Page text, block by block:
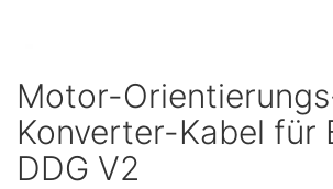
Motor-
Konverter-Kabel für
DDG V2
Skip
to
the
beginning